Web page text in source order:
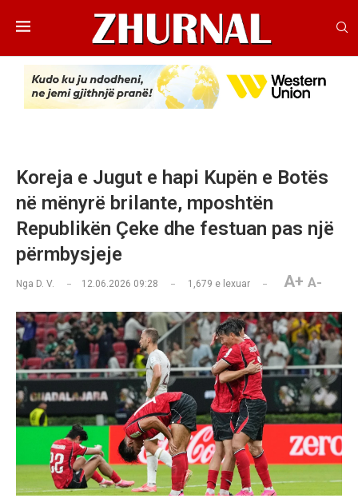
Koreja e Jugut e hapi Kupën e Botës
në mënyrë brilante, mposhtën
Republikën Çeke dhe festuan pas një
përmbysjeje
Nga D. V. 12.06.2026 09:28 1,679 e lexuar A+ A-